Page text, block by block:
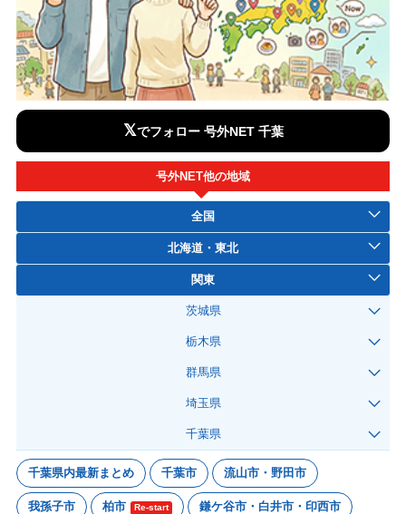
𝕏でフォロー 号外NET 千葉
号外NET他の地域
全国
北海道・東北
関東
茨城県
栃木県
群馬県
埼玉県
千葉県
千葉県内最新まとめ 千葉市 流山市・野田市
我孫子市 柏市 Re-start 鎌ケ谷市・白井市・印西市